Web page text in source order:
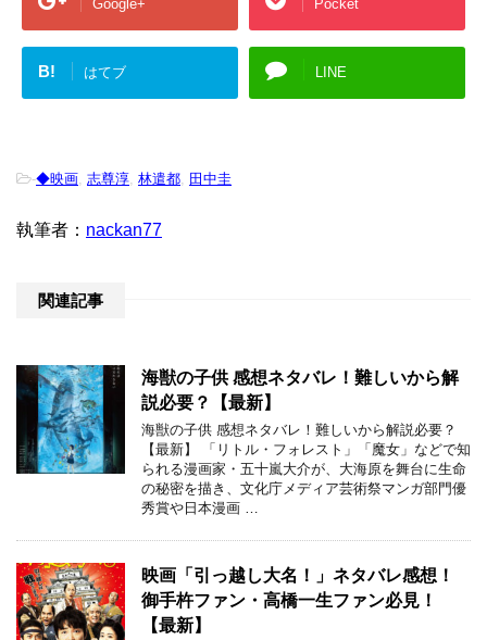
Google+ Pocket
B! はてブ LINE
-◆映画 志尊淳 林遣都 田中圭
執筆者： nackan77
関連記事
海獣の子供 感想ネタバレ！難しいから解
説必要？【最新】
海獣の子供 感想ネタバレ！難しいから解説必要？
【最新】 「リトル・フォレスト」「魔女」などで知
られる漫画家・五十嵐大介が、大海原を舞台に生命
の秘密を描き、文化庁メディア芸術祭マンガ部門優
秀賞や日本漫画 …
映画「引っ越し大名！」ネタバレ感想！
御手杵ファン・高橋一生ファン必見！
【最新】